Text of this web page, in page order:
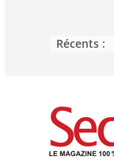
Récents :